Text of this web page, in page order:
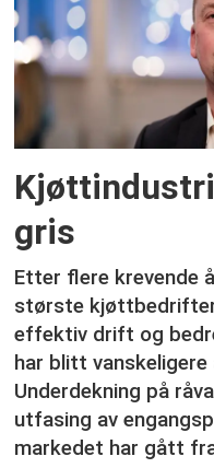
gris
Etter flere krevende
største
effektiv drift og
har blitt
Underdekning på
utfasing av
markedet har gått